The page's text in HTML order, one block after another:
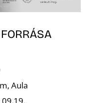
Aula